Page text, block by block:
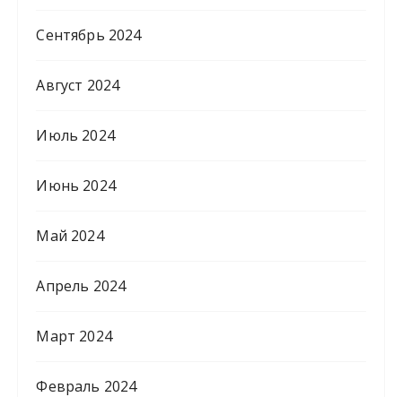
Сентябрь 2024
Август 2024
Июль 2024
Июнь 2024
Май 2024
Апрель 2024
Март 2024
Февраль 2024